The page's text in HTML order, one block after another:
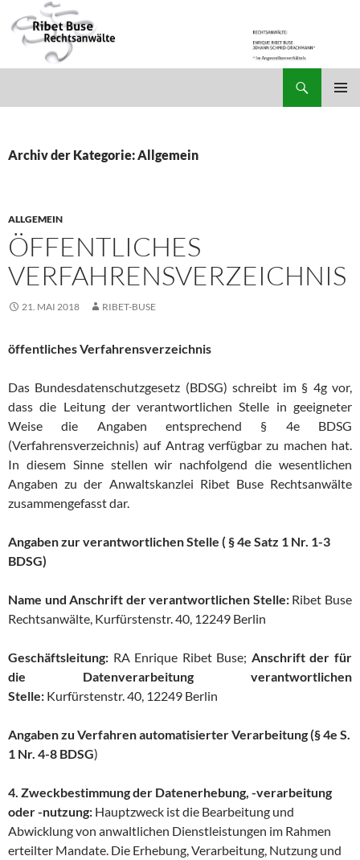
Archiv der Kategorie: Allgemein
ALLGEMEIN
ÖFFENTLICHES
VERFAHRENSVERZEICHNIS
21. MAI 2018 RIBET-BUSE
öffentliches Verfahrensverzeichnis
Das Bundesdatenschutzgesetz (BDSG) schreibt im § 4g vor,
dass die Leitung der verantwortlichen Stelle in geeigneter
Weise die Angaben entsprechend § 4e BDSG
(Verfahrensverzeichnis) auf Antrag verfügbar zu machen hat.
In diesem Sinne stellen wir nachfolgend die wesentlichen
Angaben zu der Anwaltskanzlei Ribet Buse Rechtsanwälte
zusammengefasst dar.
Angaben zur verantwortlichen Stelle ( § 4e Satz 1 Nr. 1-3
BDSG)
Name und Anschrift der verantwortlichen Stelle: Ribet Buse
Rechtsanwälte, Kurfürstenstr. 40, 12249 Berlin
Geschäftsleitung: RA Enrique Ribet Buse; Anschrift der für
die Datenverarbeitung verantwortlichen
Stelle: Kurfürstenstr. 40, 12249 Berlin
Angaben zu Verfahren automatisierter Verarbeitung (§ 4e S.
1 Nr. 4-8 BDSG)
4. Zweckbestimmung der Datenerhebung, -verarbeitung
oder -nutzung: Hauptzweck ist die Bearbeitung und
Abwicklung von anwaltlichen Dienstleistungen im Rahmen
erteilter Mandate. Die Erhebung, Verarbeitung, Nutzung und